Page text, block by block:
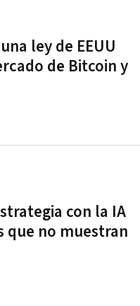
ley de EEUU
de Bitcoin y
con la IA
que no muestran